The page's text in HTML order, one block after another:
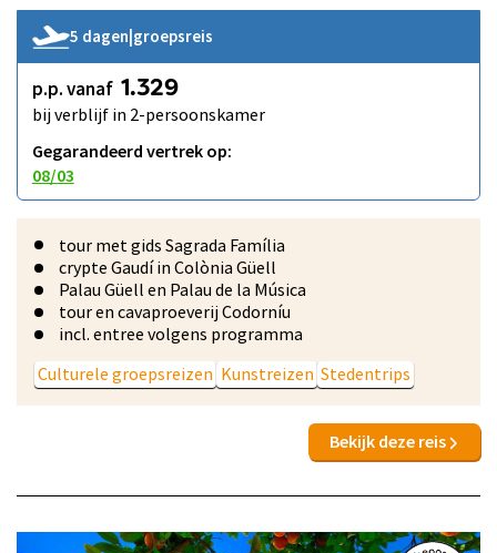
5 dagen groepsreis
p.p. vanaf 1.329
bij verblijf in 2-persoonskamer
Gegarandeerd vertrek op:
08/03
tour met gids Sagrada Família
crypte Gaudí in Colònia Güell
Palau Güell en Palau de la Música
tour en cavaproeverij Codorníu
incl. entree volgens programma
Culturele groepsreizen Kunstreizen Stedentrips
Bekijk deze reis